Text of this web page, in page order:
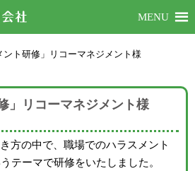
MENU
ント研修」リコーマネジメント様
」リコーマネジメント様
方の中で、職場でのハラスメント
テーマで研修をいたしました。